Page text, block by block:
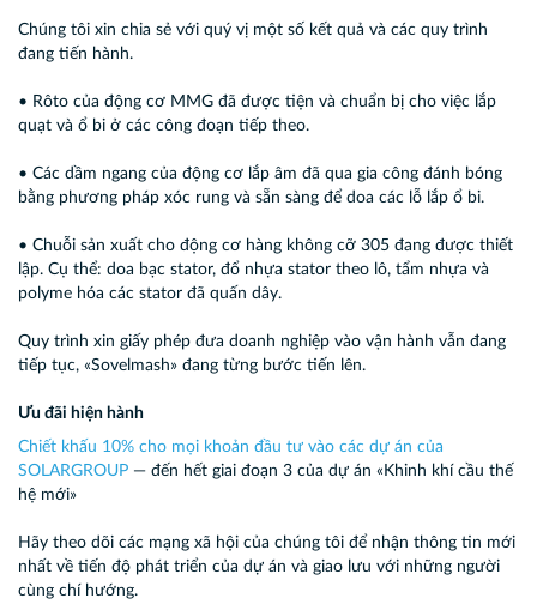
Chúng tôi xin chia sẻ với quý vị một số kết quả và các quy trình
đang tiến hành.
• Rôto của động cơ MMG đã được tiện và chuẩn bị cho việc lắp
quạt và ổ bi ở các công đoạn tiếp theo.
• Các dầm ngang của động cơ lắp âm đã qua gia công đánh bóng
bằng phương pháp xóc rung và sẵn sàng để doa các lỗ lắp ổ bi.
• Chuỗi sản xuất cho động cơ hàng không cỡ 305 đang được thiết
lập. Cụ thể: doa bạc stator, đổ nhựa stator theo lô, tẩm nhựa và
polyme hóa các stator đã quấn dây.
Quy trình xin giấy phép đưa doanh nghiệp vào vận hành vẫn đang
tiếp tục, «Sovelmash» đang từng bước tiến lên.
Ưu đãi hiện hành
Chiết khấu 10% cho mọi khoản đầu tư vào các dự án của
SOLARGROUP — đến hết giai đoạn 3 của dự án «Khinh khí cầu thế
hệ mới»
Hãy theo dõi các mạng xã hội của chúng tôi để nhận thông tin mới
nhất về tiến độ phát triển của dự án và giao lưu với những người
cùng chí hướng.